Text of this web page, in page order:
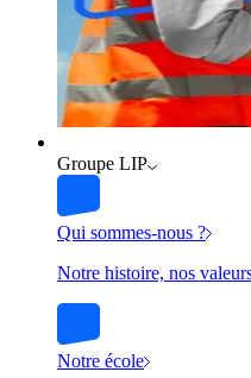
Groupe LIP
Qui sommes-nous ?
Notre histoire, nos
Notre école